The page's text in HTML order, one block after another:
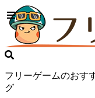
フリーゲームのおす
グ